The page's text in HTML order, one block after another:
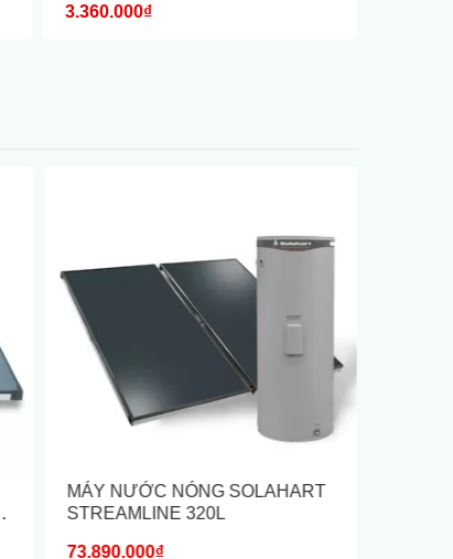
3.360.000₫
MÁY NƯỚC NÓNG SOLAHART
STREAMLINE 320L
73.890.000₫